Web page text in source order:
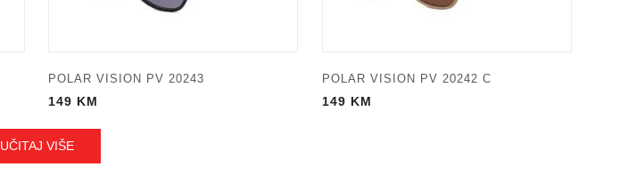
POLAR VISION PV 20243
149 KM
POLAR VISION PV 20242 C
149 KM
UČITAJ VIŠE